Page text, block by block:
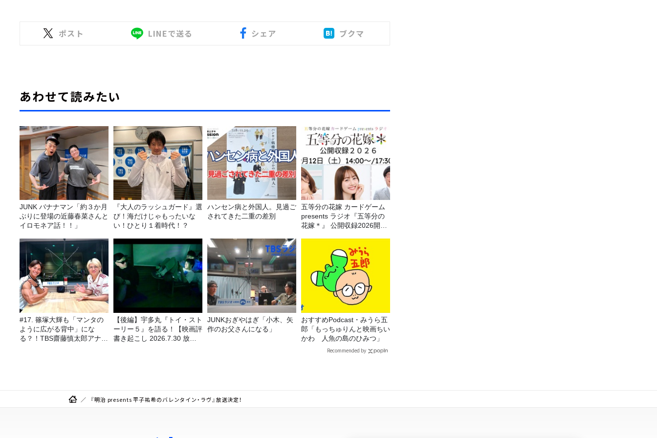
ポスト LINEで送る シェア ブクマ
あわせて読みたい
JUNK バナナマン「約３か月
ぶりに登場の近藤春菜さんと
イロモネア話！！」
『大人のラッシュガード』選
び！海だけじゃもったいな
い！ひとり１着時代！？
ハンセン病と外国人。見過ご
されてきた二重の差別
五等分の花嫁 カードゲーム
presents ラジオ『五等分の
花嫁＊』 公開収録2026開催
#17. 篠塚大輝も「マンタの
ように広がる背中」にな
る？！TBS齋藤慎太郎アナに
【後編】宇多丸『トイ・スト
ーリー５』を語る！【映画評
書き起こし 2026.7.30 放
JUNKおぎやはぎ「小木、矢
作のお父さんになる」
おすすめPodcast・みうら五
郎「もっちゅりんと映画ちい
かわ 人魚の島のひみつ」
Recommended by
『明治 presents 平子祐希のバレンタイン・ラヴ』放送決定！